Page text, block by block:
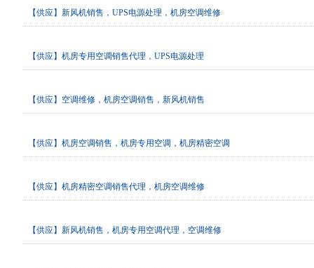
【供应】新风机销售，UPS电源处理，机房空调维修
【供应】机房专用空调销售代理，UPS电源处理
【供应】空调维修，机房空调销售，新风机销售
【供应】机房空调销售，机房专用空调，机房精密空调
【供应】机房精密空调销售代理，机房空调维修
【供应】新风机销售，机房专用空调代理，空调维修